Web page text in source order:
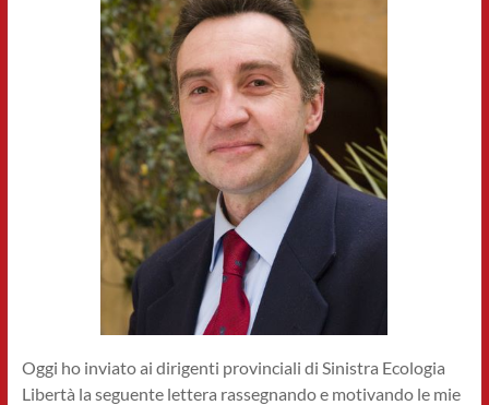
Oggi ho inviato ai dirigenti provinciali di Sinistra Ecologia
Libertà la seguente lettera rassegnando e motivando le mie